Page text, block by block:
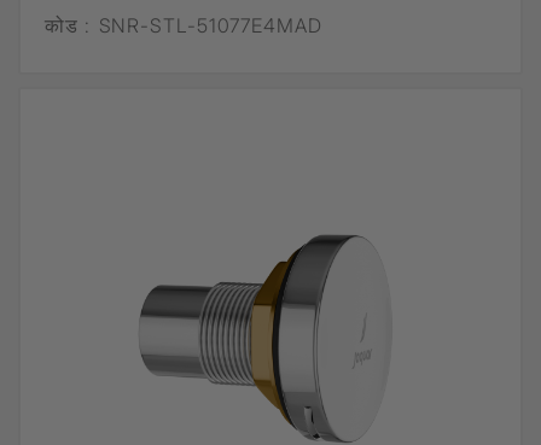
कोड : SNR-STL-51077E4MAD